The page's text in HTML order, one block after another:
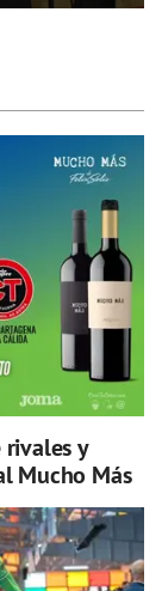
rivales y
Mucho Más